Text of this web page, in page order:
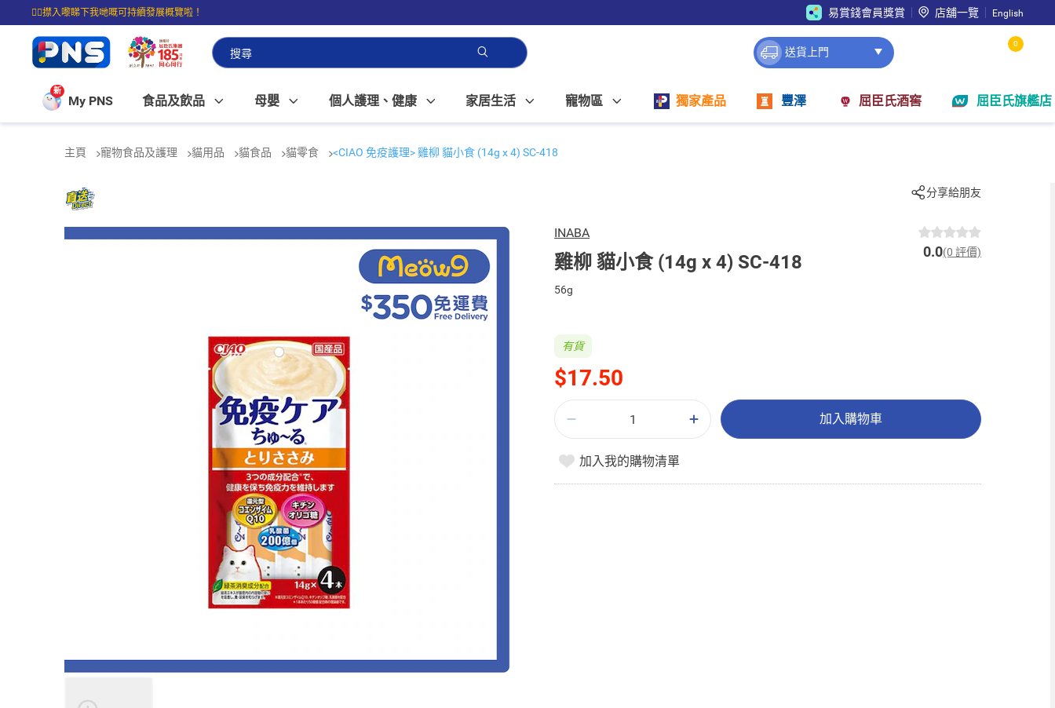
☝🏼㩒入嚟睇下我哋嘅可持續發展概覽啦！
⭐購物滿$399即享免費送貨；滿$100即可免費店取。
易賞錢會員獎賞 店舖一覽 English
送貨上門
0
新
My PNS 食品及飲品 母嬰 個人護理、健康 家居生活 寵物區 獨家產品 豐澤 屈臣氏酒窖 屈臣氏旗艦店
主頁 寵物食品及護理 貓用品 貓食品 貓零食 <CIAO 免疫護理> 雞柳 貓小食 (14g x 4) SC-418
分享給朋友
INABA
雞柳 貓小食 (14g x 4) SC-418 0.0(0 評價)
56g
$17.50
有貨
加入購物車
加入我的購物清單